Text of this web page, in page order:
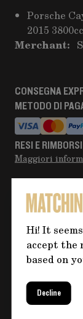
Hi! It
accept the
based on
Decline
Porsche
2015 3800cc
Merchant:
CONSEGNA
METODO DI
RESI E RIMBORSI
Maggiori
Hai
Clicca sul